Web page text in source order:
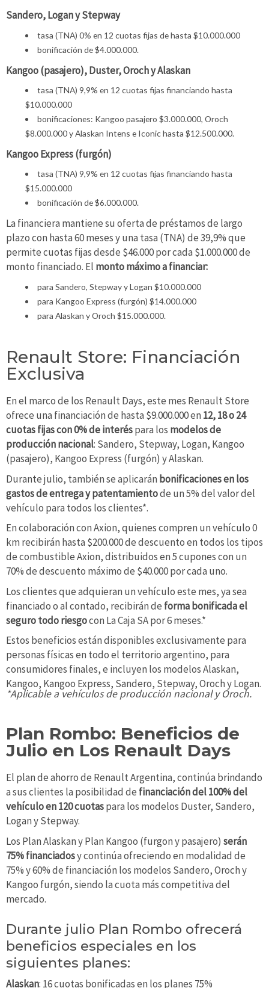
Sandero, Logan y Stepway
tasa (TNA) 0% en 12 cuotas fijas de hasta $10.000.000
bonificación de $4.000.000.
Kangoo (pasajero), Duster, Oroch y Alaskan
tasa (TNA) 9,9% en 12 cuotas fijas financiando hasta
$10.000.000
bonificaciones: Kangoo pasajero $3.000.000, Oroch
$8.000.000 y Alaskan Intens e Iconic hasta $12.500.000.
Kangoo Express (furgón)
tasa (TNA) 9,9% en 12 cuotas fijas financiando hasta
$15.000.000
bonificación de $6.000.000.
La financiera mantiene su oferta de préstamos de largo
plazo con hasta 60 meses y una tasa (TNA) de 39,9% que
permite cuotas fijas desde $46.000 por cada $1.000.000 de
monto financiado. El monto máximo a financiar:
para Sandero, Stepway y Logan $10.000.000
para Kangoo Express (furgón) $14.000.000
para Alaskan y Oroch $15.000.000.
Renault Store: Financiación
Exclusiva
En el marco de los Renault Days, este mes Renault Store
ofrece una financiación de hasta $9.000.000 en 12, 18 o 24
cuotas fijas con 0% de interéspara los modelos de
producción nacional: Sandero, Stepway, Logan, Kangoo
(pasajero), Kangoo Express (furgón) y Alaskan.
Durante julio, también se aplicarán bonificaciones en los
gastos de entrega y patentamientode un 5% del valor del
vehículo para todos los clientes*.
En colaboración con Axion, quienes compren un vehículo 0
km recibirán hasta $200.000 de descuento en todos los tipos
de combustible Axion, distribuidos en 5 cupones con un
70% de descuento máximo de $40.000 por cada uno.
Los clientes que adquieran un vehículo este mes, ya sea
financiado o al contado, recibirán de forma bonificada el
seguro todo riesgocon La Caja SA por 6 meses.*
Estos beneficios están disponibles exclusivamente para
personas físicas en todo el territorio argentino, para
consumidores finales, e incluyen los modelos Alaskan,
Kangoo, Kangoo Express, Sandero, Stepway, Oroch y Logan.
*Aplicable a vehículos de producción nacional y Oroch.
Plan Rombo: Beneficios de
Julio en Los Renault Days
El plan de ahorro de Renault Argentina, continúa brindando
a sus clientes la posibilidad de financiación del 100% del
vehículo en 120 cuotaspara los modelos Duster, Sandero,
Logan y Stepway.
Los Plan Alaskan y Plan Kangoo (furgon y pasajero) serán
75% financiadosy continúa ofreciendo en modalidad de
75% y 60% de financiación los modelos Sandero, Oroch y
Kangoo furgón, siendo la cuota más competitiva del
mercado.
Durante julio Plan Rombo ofrecerá
beneficios especiales en los
siguientes planes:
Alaskan: 16 cuotas bonificadas en los planes 75%